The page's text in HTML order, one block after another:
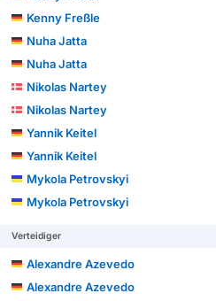
Kenny Freßle
Nuha Jatta
Nuha Jatta
Nikolas Nartey
Nikolas Nartey
Yannik Keitel
Yannik Keitel
Mykola Petrovskyi
Mykola Petrovskyi
Verteidiger
Alexandre Azevedo
Alexandre Azevedo